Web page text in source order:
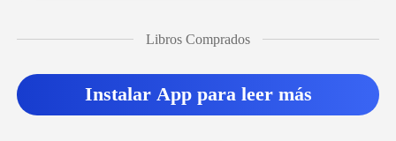
Libros Comprados
Instalar App para leer más